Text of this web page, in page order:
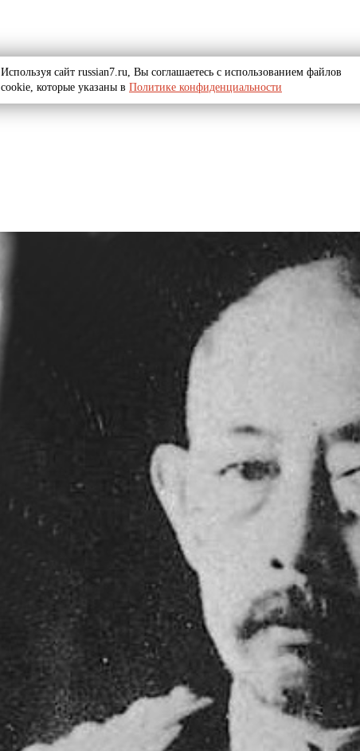
Используя сайт russian7.ru, Вы соглашаетесь с использованием файлов
cookie, которые указаны в Политике конфиденциальности